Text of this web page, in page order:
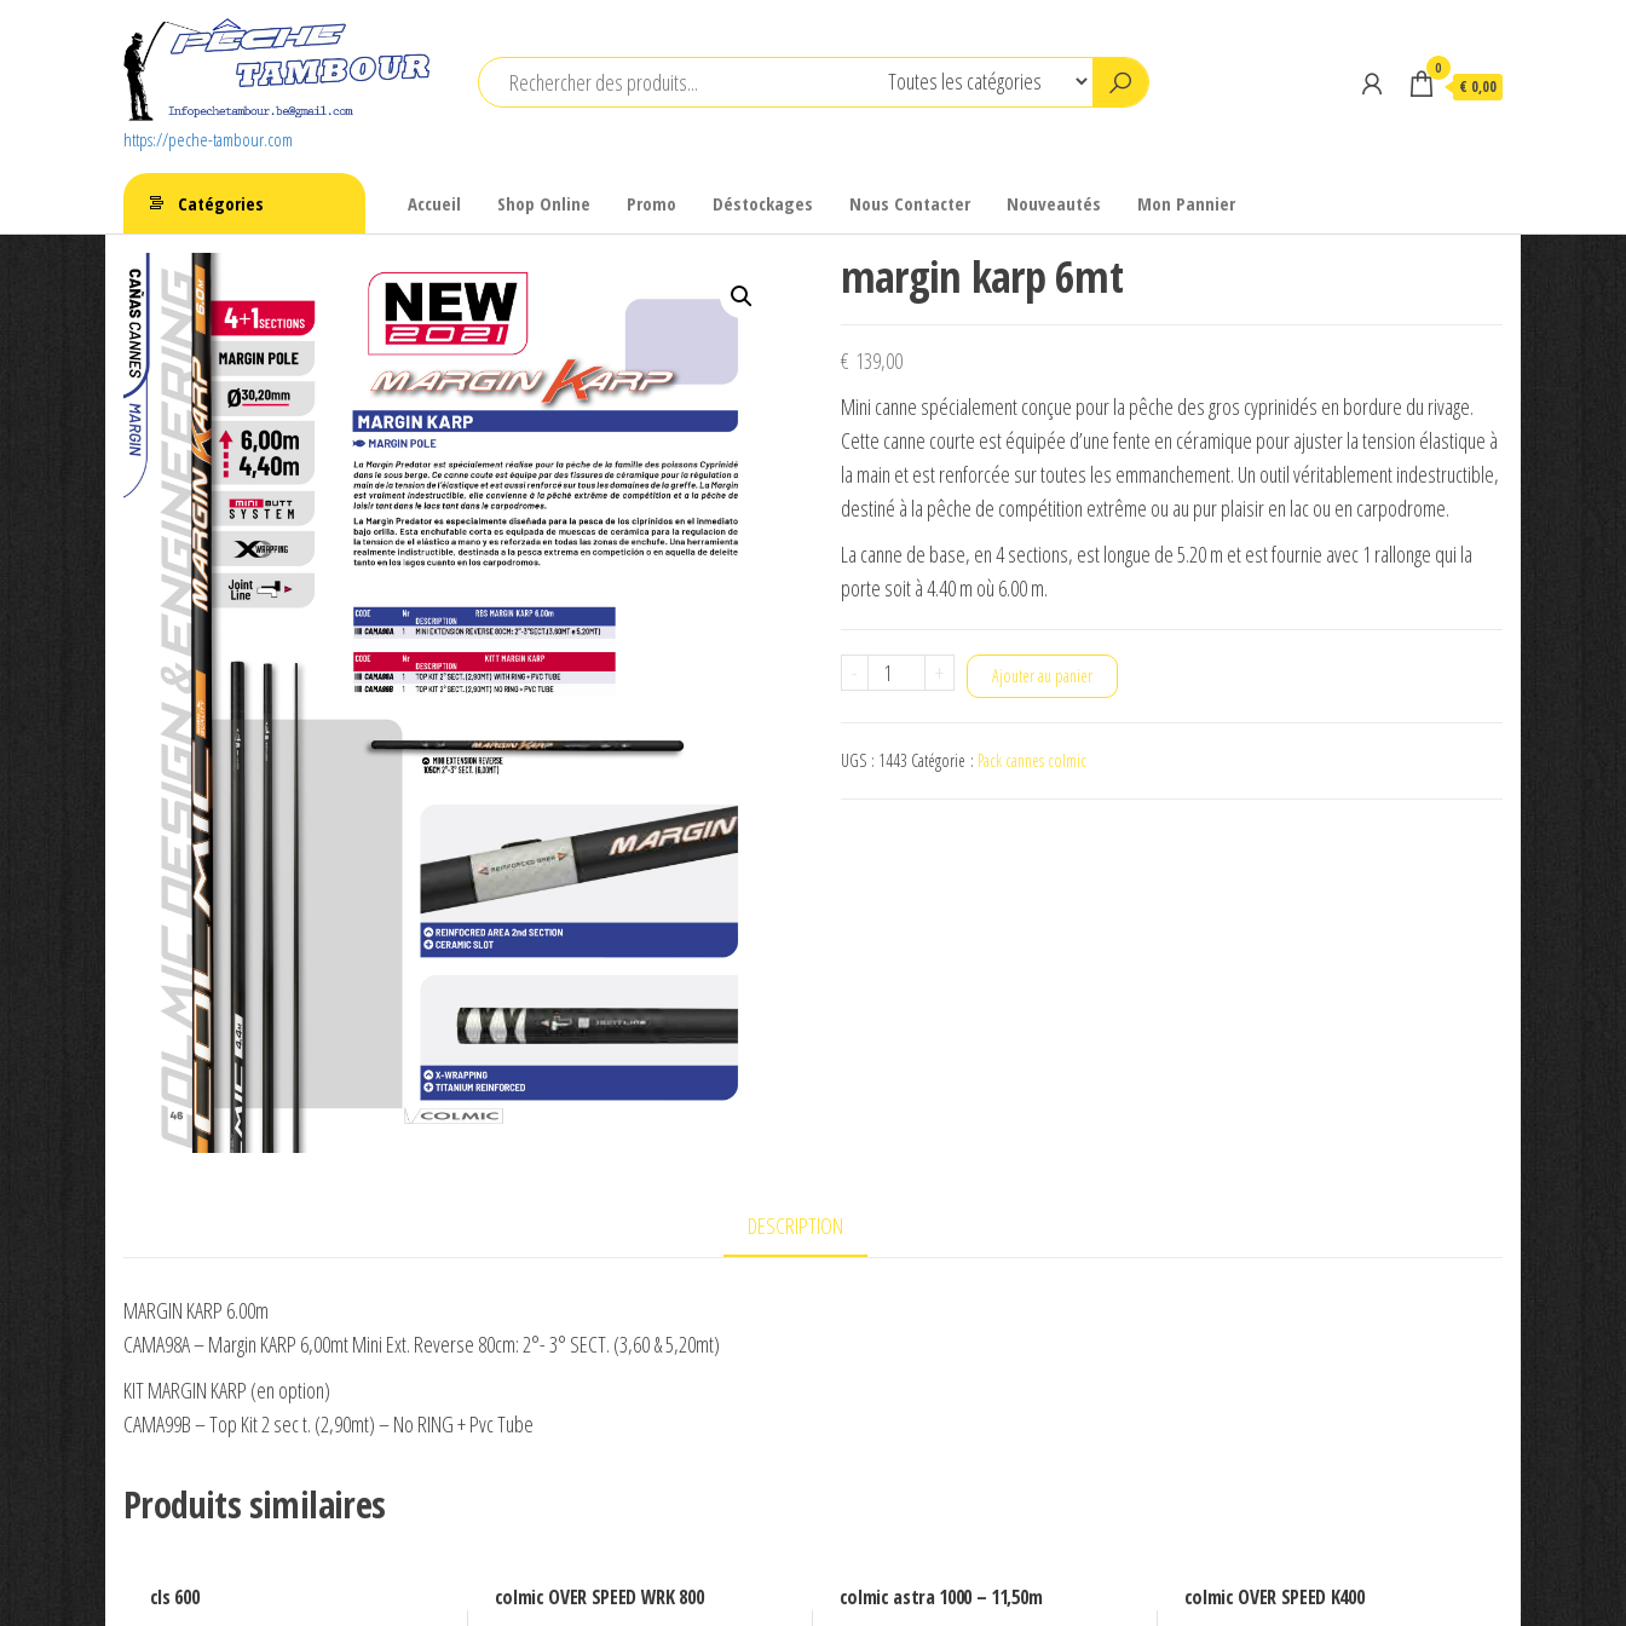
https://peche-tambour.com
0
€ 0,00
Catégories Accueil Shop Online Promo Déstockages Nous Contacter Nouveautés Mon Pannier
margin karp 6mt
€ 139,00
Mini canne spécialement conçue pour la pêche des gros cyprinidés en bordure du rivage.
Cette canne courte est équipée d’une fente en céramique pour ajuster la tension élastique à
la main et est renforcée sur toutes les emmanchement. Un outil véritablement indestructible,
destiné à la pêche de compétition extrême ou au pur plaisir en lac ou en carpodrome.
La canne de base, en 4 sections, est longue de 5.20 m et est fournie avec 1 rallonge qui la
porte soit à 4.40 m où 6.00 m.
-
quantité
karp
+ Ajouter au panier
UGS : 1443 Catégorie : Pack cannes colmic
DESCRIPTION
MARGIN KARP 6.00m
CAMA98A – Margin KARP 6,00mt Mini Ext. Reverse 80cm: 2°- 3° SECT. (3,60 & 5,20mt)
KIT MARGIN KARP (en option)
CAMA99B – Top Kit 2 sec t. (2,90mt) – No RING + Pvc Tube
Produits similaires
cls 600 colmic OVER SPEED WRK 800 colmic astra 1000 – 11,50m colmic OVER SPEED K400